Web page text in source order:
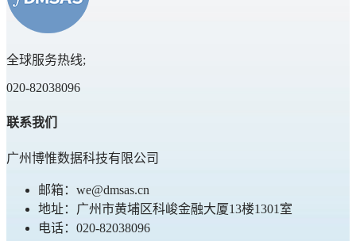
全球服务热线;
020-82038096
联系我们
广州博惟数据科技有限公司
邮箱：we@dmsas.cn
地址：广州市黄埔区科峻金融大厦13楼1301室
电话：020-82038096